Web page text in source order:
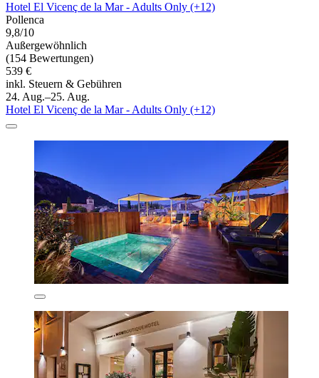
Hotel El Vicenç de la Mar - Adults Only (+12)
Pollenca
9,8/10
Außergewöhnlich
(154 Bewertungen)
539 €
inkl. Steuern & Gebühren
24. Aug.–25. Aug.
Hotel El Vicenç de la Mar - Adults Only (+12)